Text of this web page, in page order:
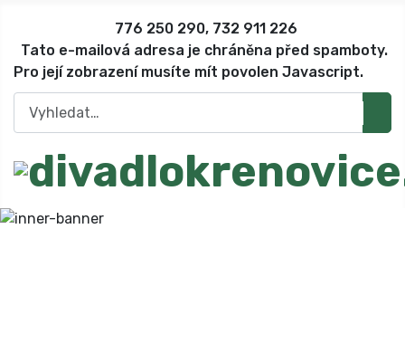
776 250 290, 732 911 226
Tato e-mailová adresa je chráněna před spamboty.
Pro její zobrazení musíte mít povolen Javascript.